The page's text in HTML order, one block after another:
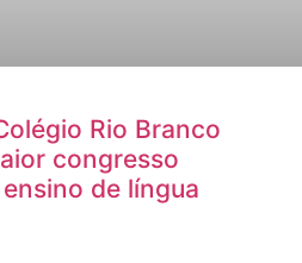
Rio Branco
congresso
de língua